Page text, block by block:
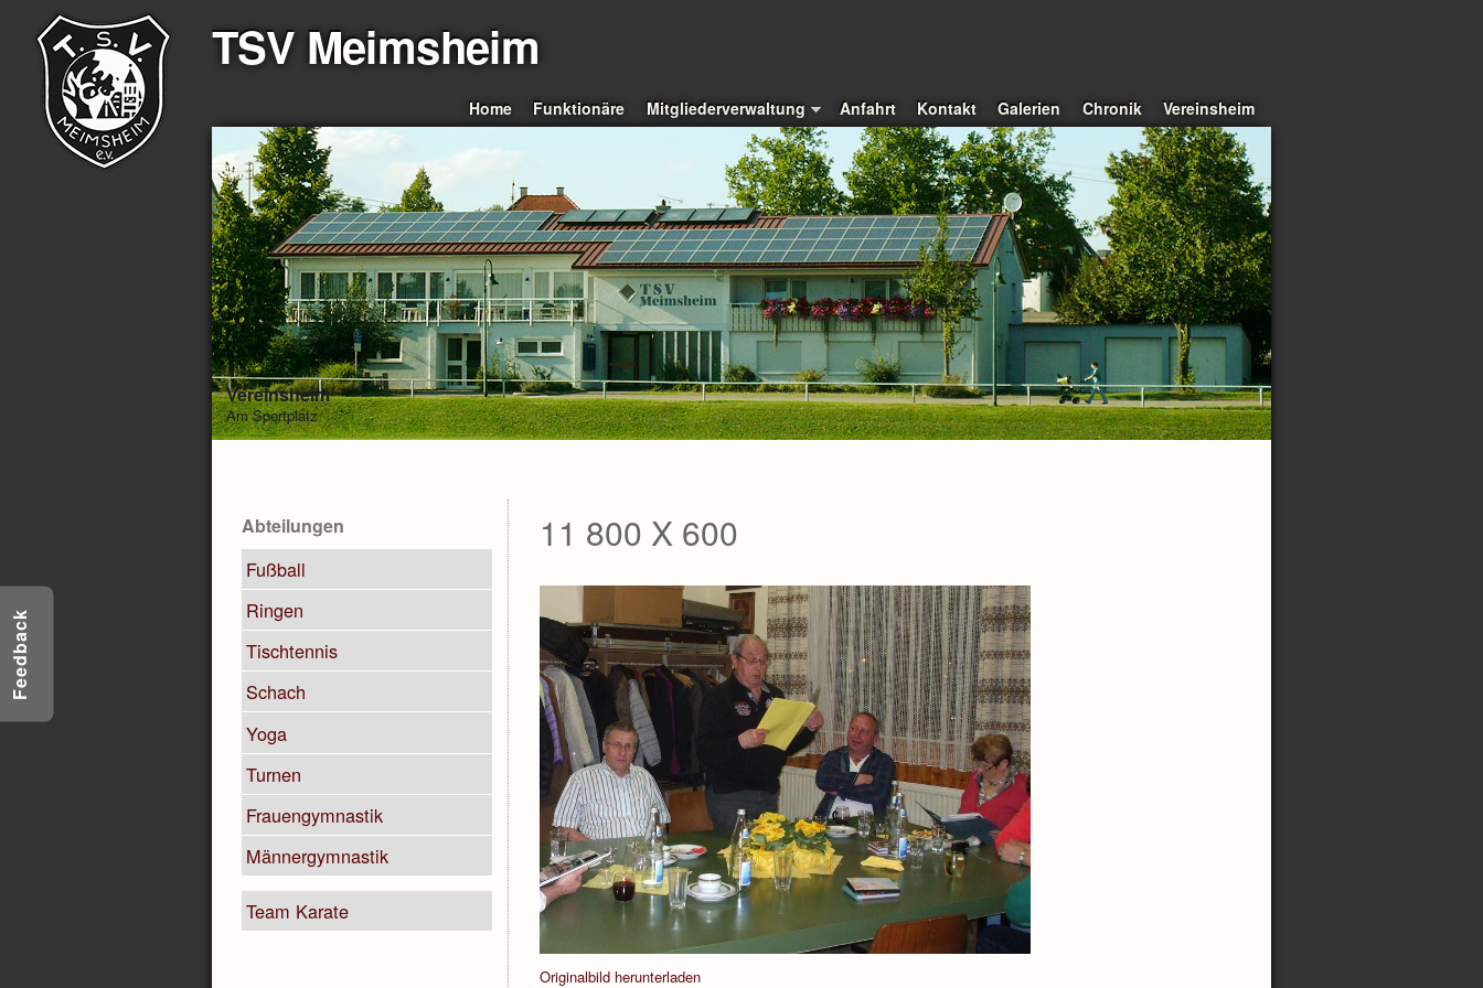
TSV Meimsheim
Home Funktionäre Mitgliederverwaltung Anfahrt Kontakt Galerien Chronik Vereinsheim
Vereinsheim
Am Sportplatz
Abteilungen
Fußball
Ringen
Tischtennis
Schach
Yoga
Turnen
Frauengymnastik
Männergymnastik
Team Karate
11 800 X 600
Originalbild herunterladen
Feedback